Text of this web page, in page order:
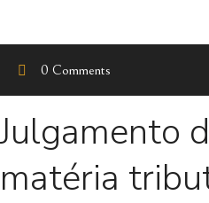
0 Comments
Julgamento
matéria